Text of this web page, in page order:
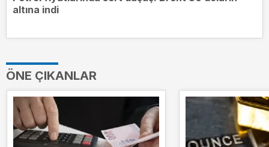
altına indi
ÖNE ÇIKANLAR